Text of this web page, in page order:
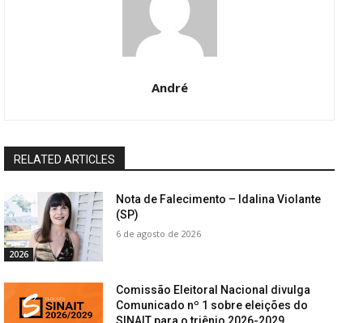
André
RELATED ARTICLES
2026
Nota de Falecimento – Idalina Violante
(SP)
6 de agosto de 2026
Comissão Eleitoral Nacional divulga
Comunicado nº 1 sobre eleições do
SINAIT para o triênio 2026-2029